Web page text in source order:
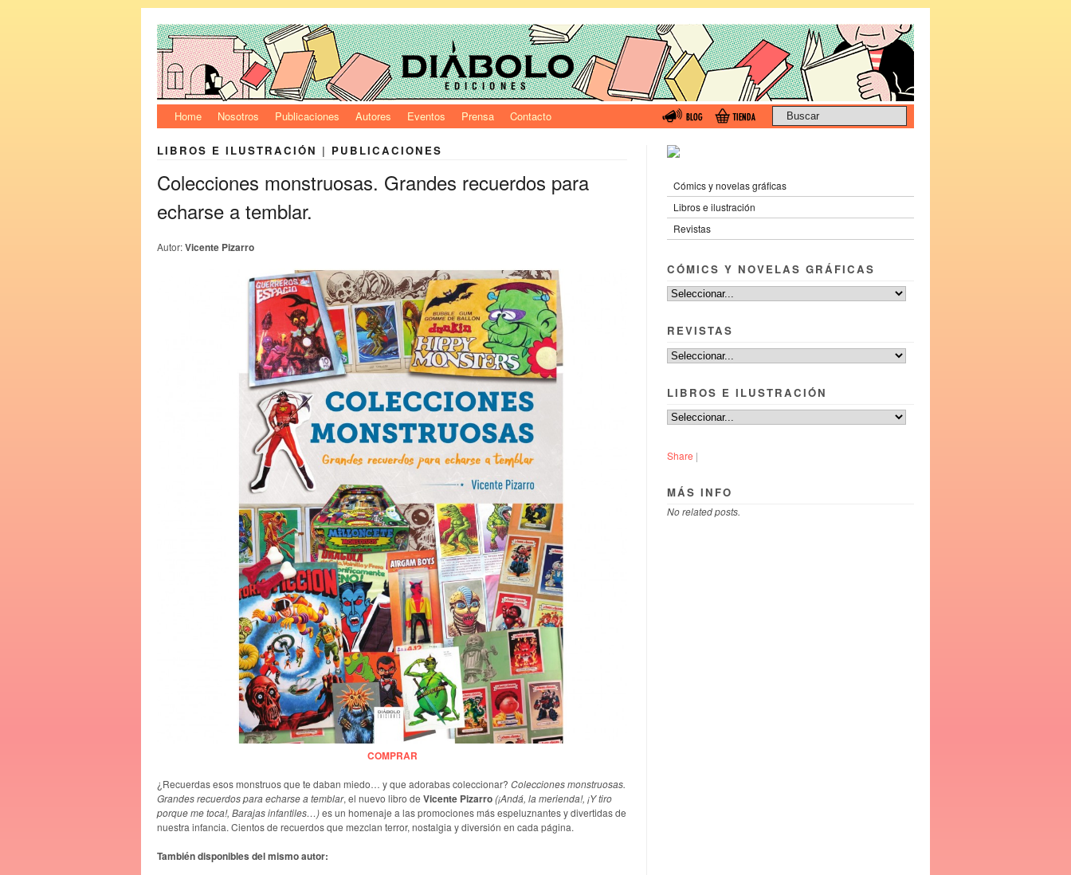
Home Nosotros Publicaciones Autores Eventos Prensa Contacto
LIBROS E ILUSTRACIÓN | PUBLICACIONES
Colecciones monstruosas. Grandes recuerdos para
echarse a temblar.
Autor:Vicente Pizarro
COMPRAR
¿Recuerdas esos monstruos que te daban miedo… y que adorabas coleccionar? Colecciones monstruosas.
Grandes recuerdos para echarse a temblar, el nuevo libro de Vicente Pizarro(¡Andá, la merienda!, ¡Y tiro
porque me toca!, Barajas infantiles…)es un homenaje a las promociones más espeluznantes y divertidas de
nuestra infancia. Cientos de recuerdos que mezclan terror, nostalgia y diversión en cada página.
También disponibles del mismo autor:
Cómics y novelas gráficas
Libros e ilustración
Revistas
CÓMICS Y NOVELAS GRÁFICAS
REVISTAS
LIBROS E ILUSTRACIÓN
Share |
MÁS INFO
No related posts.